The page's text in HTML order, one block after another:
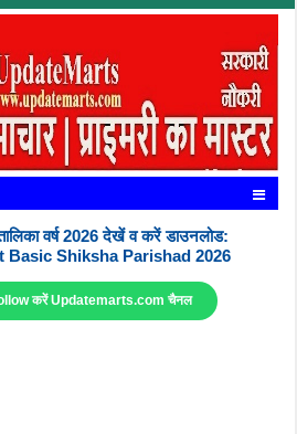
वर्ष 2026 देखें व करें डाउनलोड:
Shiksha Parishad 2026
करें Updatemarts.com चैनल